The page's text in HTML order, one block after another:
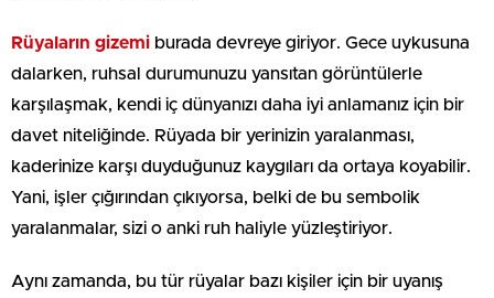
Rüyaların gizemi burada devreye giriyor. Gece uykusuna
dalarken, ruhsal durumunuzu yansıtan görüntülerle
karşılaşmak, kendi iç dünyanızı daha iyi anlamanız için bir
davet niteliğinde. Rüyada bir yerinizin yaralanması,
kaderinize karşı duyduğunuz kaygıları da ortaya koyabilir.
Yani, işler çığırından çıkıyorsa, belki de bu sembolik
yaralanmalar, sizi o anki ruh haliyle yüzleştiriyor.
Aynı zamanda, bu tür rüyalar bazı kişiler için bir uyanış